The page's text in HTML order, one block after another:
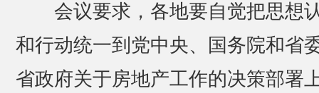
会议要求，各地要自觉把思想
和行动统一到党中央、国务院和省
省政府关于房地产工作的决策部署